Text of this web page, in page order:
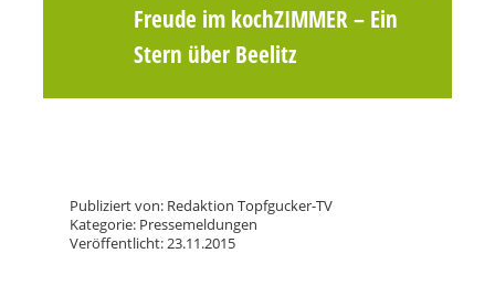
Freude im kochZIMMER – Ein
Stern über Beelitz
Publiziert von: Redaktion Topfgucker-TV
Kategorie: Pressemeldungen
Veröffentlicht: 23.11.2015